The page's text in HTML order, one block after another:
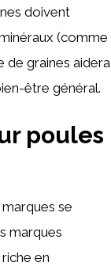
doivent
(comme
de graines aidera
être général.
poules
marques se
marques
en